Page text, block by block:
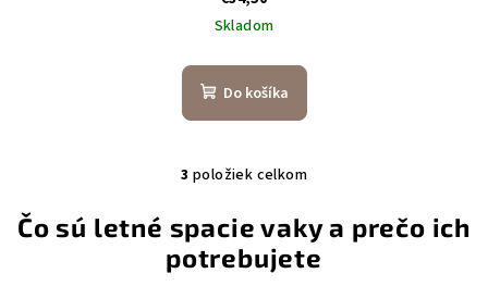
Skladom
Do košíka
O
l
á
3 položiek celkom
Čo sú letné spacie vaky a prečo ich
potrebujete